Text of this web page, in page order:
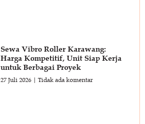
Sewa Vibro Roller Karawang:
Harga Kompetitif, Unit Siap Kerja
untuk Berbagai Proyek
27 Juli 2026 Tidak ada komentar